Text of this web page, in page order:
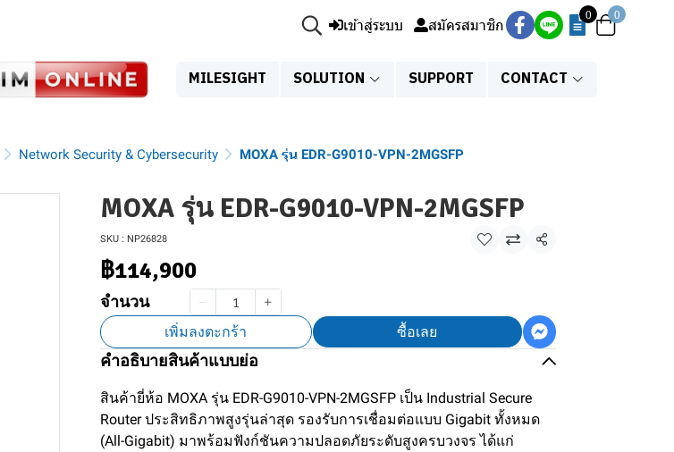
เข้าสู่ระบบ สมัครสมาชิก
0 0
MILESIGHT SOLUTION SUPPORT CONTACT
Network Security & Cybersecurity MOXA รุ่น EDR-G9010-VPN-2MGSFP
MOXA รุ่น EDR-G9010-VPN-2MGSFP
SKU : NP26828 แชร์
฿114,900
จำนวน
เพิ่มลงตะกร้า ซื้อเลย
คำอธิบายสินค้าแบบย่อ
สินค้ายี่ห้อ MOXA รุ่น EDR-G9010-VPN-2MGSFP เป็น Industrial Secure
Router ประสิทธิภาพสูงรุ่นล่าสุด รองรับการเชื่อมต่อแบบ Gigabit ทั้งหมด
(All-Gigabit) มาพร้อมฟังก์ชันความปลอดภัยระดับสูงครบวงจร ได้แก่